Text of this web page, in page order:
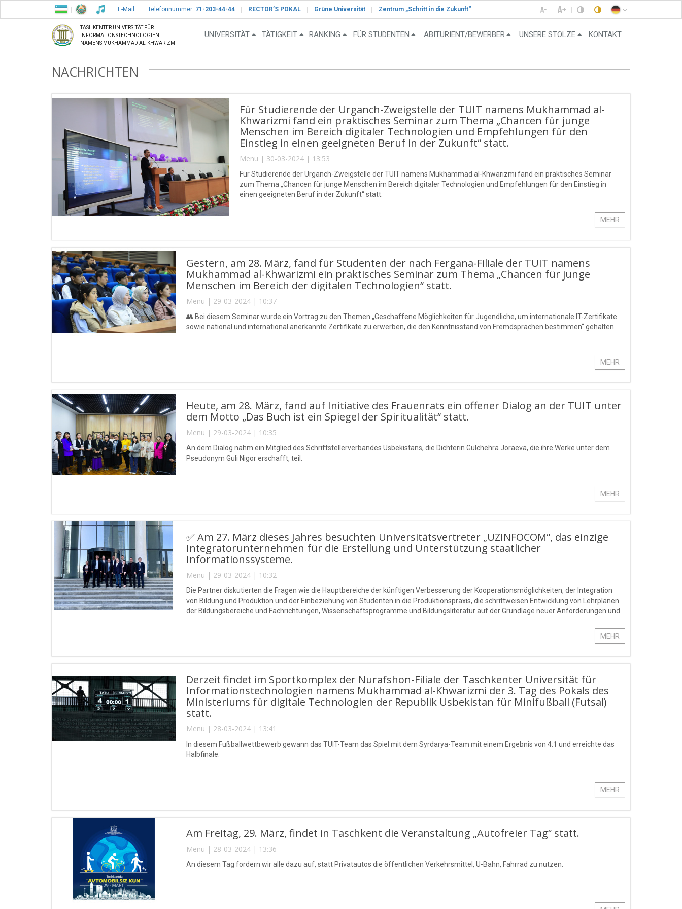
E-Mail Telefonnummer: 71-203-44-44 RECTOR’S POKAL Grüne Universität Zentrum „Schritt in die Zukunft“
TASHKENTER UNIVERSITÄT FÜR
INFORMATIONSTECHNOLOGIEN
NAMENS MUKHAMMAD AL-KHWARIZMI
UNIVERSITÄT TÄTIGKEIT RANKING FÜR STUDENTEN ABITURIENT/BEWERBER UNSERE STOLZE KONTAKT
NACHRICHTEN
Für Studierende der Urganch-Zweigstelle der TUIT namens Mukhammad al-
Khwarizmi fand ein praktisches Seminar zum Thema „Chancen für junge
Menschen im Bereich digitaler Technologien und Empfehlungen für den
Einstieg in einen geeigneten Beruf in der Zukunft“ statt.
Menu | 30-03-2024 | 13:53
Für Studierende der Urganch-Zweigstelle der TUIT namens Mukhammad al-Khwarizmi fand ein praktisches Seminar
zum Thema „Chancen für junge Menschen im Bereich digitaler Technologien und Empfehlungen für den Einstieg in
einen geeigneten Beruf in der Zukunft“ statt.
MEHR
Gestern, am 28. März, fand für Studenten der nach Fergana-Filiale der TUIT namens
Mukhammad al-Khwarizmi ein praktisches Seminar zum Thema „Chancen für junge
Menschen im Bereich der digitalen Technologien“ statt.
Menu | 29-03-2024 | 10:37
👥 Bei diesem Seminar wurde ein Vortrag zu den Themen „Geschaffene Möglichkeiten für Jugendliche, um internationale IT-Zertifikate
sowie national und international anerkannte Zertifikate zu erwerben, die den Kenntnisstand von Fremdsprachen bestimmen“ gehalten.
MEHR
Heute, am 28. März, fand auf Initiative des Frauenrats ein offener Dialog an der TUIT unter
dem Motto „Das Buch ist ein Spiegel der Spiritualität“ statt.
Menu | 29-03-2024 | 10:35
An dem Dialog nahm ein Mitglied des Schriftstellerverbandes Usbekistans, die Dichterin Gulchehra Joraeva, die ihre Werke unter dem
Pseudonym Guli Nigor erschafft, teil.
MEHR
✅ Am 27. März dieses Jahres besuchten Universitätsvertreter „UZINFOCOM“, das einzige
Integratorunternehmen für die Erstellung und Unterstützung staatlicher
Informationssysteme.
Menu | 29-03-2024 | 10:32
Die Partner diskutierten die Fragen wie die Hauptbereiche der künftigen Verbesserung der Kooperationsmöglichkeiten, der Integration
von Bildung und Produktion und der Einbeziehung von Studenten in die Produktionspraxis, die schrittweisen Entwicklung von Lehrplänen
der Bildungsbereiche und Fachrichtungen, Wissenschaftsprogramme und Bildungsliteratur auf der Grundlage neuer Anforderungen und
MEHR
Derzeit findet im Sportkomplex der Nurafshon-Filiale der Taschkenter Universität für
Informationstechnologien namens Mukhammad al-Khwarizmi der 3. Tag des Pokals des
Ministeriums für digitale Technologien der Republik Usbekistan für Minifußball (Futsal)
statt.
Menu | 28-03-2024 | 13:41
In diesem Fußballwettbewerb gewann das TUIT-Team das Spiel mit dem Syrdarya-Team mit einem Ergebnis von 4:1 und erreichte das
Halbfinale.
MEHR
Am Freitag, 29. März, findet in Taschkent die Veranstaltung „Autofreier Tag“ statt.
Menu | 28-03-2024 | 13:36
An diesem Tag fordern wir alle dazu auf, statt Privatautos die öffentlichen Verkehrsmittel, U-Bahn, Fahrrad zu nutzen.